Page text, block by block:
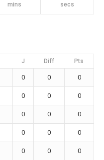
mins secs
J Diff Pts
0 0 0
0 0 0
0 0 0
0 0 0
0 0 0